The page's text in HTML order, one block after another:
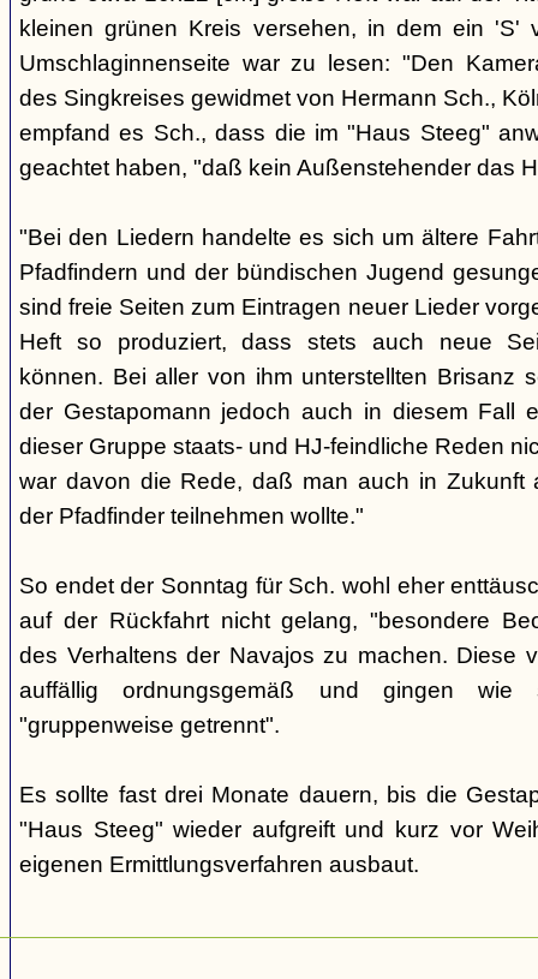
kleinen grünen Kreis versehen, in dem ein 'S'
Umschlaginnenseite war zu lesen: "Den
des Singkreises gewidmet von Hermann Sch.,
empfand es Sch., dass die im "Haus Steeg"
geachtet haben, "daß kein Außenstehender das
"Bei den Liedern handelte es sich um ältere
Pfadfindern und der bündischen Jugend
sind freie Seiten zum Eintragen neuer Lieder
Heft so produziert, dass stets auch neue
können. Bei aller von ihm unterstellten Brisanz
der Gestapomann jedoch auch in diesem Fall
dieser Gruppe staats- und HJ-feindliche Reden
war davon die Rede, daß man auch in Zukunft
der Pfadfinder teilnehmen wollte."
So endet der Sonntag für Sch. wohl eher
auf der Rückfahrt nicht gelang, "besondere
des Verhaltens der Navajos zu machen. Diese
auffällig ordnungsgemäß und gingen wie
"gruppenweise getrennt".
Es sollte fast drei Monate dauern, bis die
"Haus Steeg" wieder aufgreift und kurz vor
eigenen Ermittlungsverfahren ausbaut.